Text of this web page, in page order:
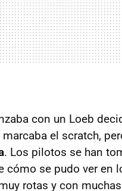
con un Loeb
el scratch,
. Los pilotos se han
cómo se pudo ver en
rotas y con